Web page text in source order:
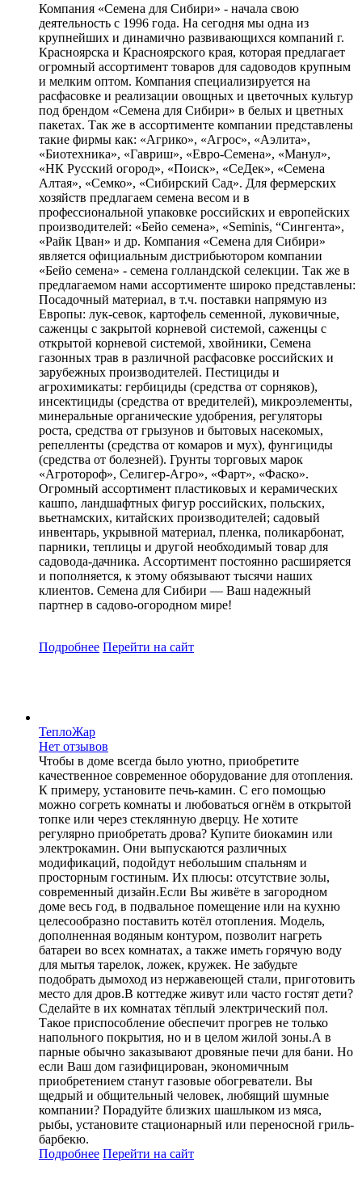
Компания «Семена для Сибири» - начала свою
деятельность с 1996 года. На сегодня мы одна из
крупнейших и динамично развивающихся компаний г.
Красноярска и Красноярского края, которая предлагает
огромный ассортимент товаров для садоводов крупным
и мелким оптом. Компания специализируется на
расфасовке и реализации овощных и цветочных культур
под брендом «Семена для Сибири» в белых и цветных
пакетах. Так же в ассортименте компании представлены
такие фирмы как: «Агрико», «Агрос», «Аэлита»,
«Биотехника», «Гавриш», «Евро-Семена», «Манул»,
«НК Русский огород», «Поиск», «СеДек», «Семена
Алтая», «Семко», «Сибирский Сад». Для фермерских
хозяйств предлагаем семена весом и в
профессиональной упаковке российских и европейских
производителей: «Бейо семена», «Seminis, “Сингента»,
«Райк Цван» и др. Компания «Семена для Сибири»
является официальным дистрибьютором компании
«Бейо семена» - семена голландской селекции. Так же в
предлагаемом нами ассортименте широко представлены:
Посадочный материал, в т.ч. поставки напрямую из
Европы: лук-севок, картофель семенной, луковичные,
саженцы с закрытой корневой системой, саженцы с
открытой корневой системой, хвойники, Семена
газонных трав в различной расфасовке российских и
зарубежных производителей. Пестициды и
агрохимикаты: гербициды (средства от сорняков),
инсектициды (средства от вредителей), микроэлементы,
минеральные органические удобрения, регуляторы
роста, средства от грызунов и бытовых насекомых,
репелленты (средства от комаров и мух), фунгициды
(средства от болезней). Грунты торговых марок
«Агротороф», Селигер-Агро», «Фарт», «Фаско».
Огромный ассортимент пластиковых и керамических
кашпо, ландшафтных фигур российских, польских,
вьетнамских, китайских производителей; садовый
инвентарь, укрывной материал, пленка, поликарбонат,
парники, теплицы и другой необходимый товар для
садовода-дачника. Ассортимент постоянно расширяется
и пополняется, к этому обязывают тысячи наших
клиентов. Семена для Сибири — Ваш надежный
партнер в садово-огородном мире!
Подробнее Перейти на сайт
ТеплоЖар
Нет отзывов
Чтобы в доме всегда было уютно, приобретите
качественное современное оборудование для отопления.
К примеру, установите печь-камин. С его помощью
можно согреть комнаты и любоваться огнём в открытой
топке или через стеклянную дверцу. Не хотите
регулярно приобретать дрова? Купите биокамин или
электрокамин. Они выпускаются различных
модификаций, подойдут небольшим спальням и
просторным гостиным. Их плюсы: отсутствие золы,
современный дизайн.Если Вы живёте в загородном
доме весь год, в подвальное помещение или на кухню
целесообразно поставить котёл отопления. Модель,
дополненная водяным контуром, позволит нагреть
батареи во всех комнатах, а также иметь горячую воду
для мытья тарелок, ложек, кружек. Не забудьте
подобрать дымоход из нержавеющей стали, приготовить
место для дров.В коттедже живут или часто гостят дети?
Сделайте в их комнатах тёплый электрический пол.
Такое приспособление обеспечит прогрев не только
напольного покрытия, но и в целом жилой зоны.А в
парные обычно заказывают дровяные печи для бани. Но
если Ваш дом газифицирован, экономичным
приобретением станут газовые обогреватели. Вы
щедрый и общительный человек, любящий шумные
компании? Порадуйте близких шашлыком из мяса,
рыбы, установите стационарный или переносной гриль-
барбекю.
Подробнее Перейти на сайт